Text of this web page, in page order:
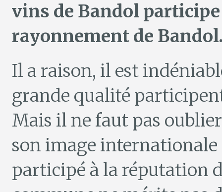
vins de Bandol
rayonnement de
Il a raison, il est
grande qualité
Mais il ne faut pas
son image
participé à la réputation